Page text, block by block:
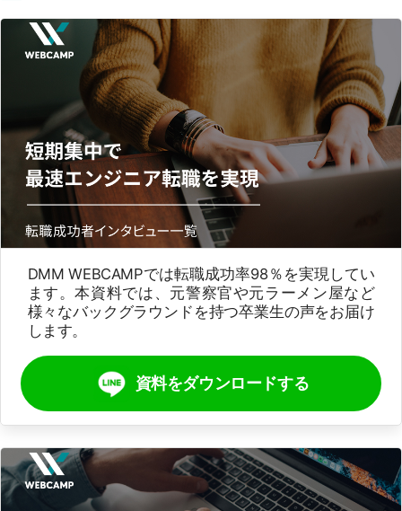
DMM WEBCAMPでは転職成功率98％を実現してい
ます。本資料では、元警察官や元ラーメン屋など
様々なバックグラウンドを持つ卒業生の声をお届け
します。
資料をダウンロードする